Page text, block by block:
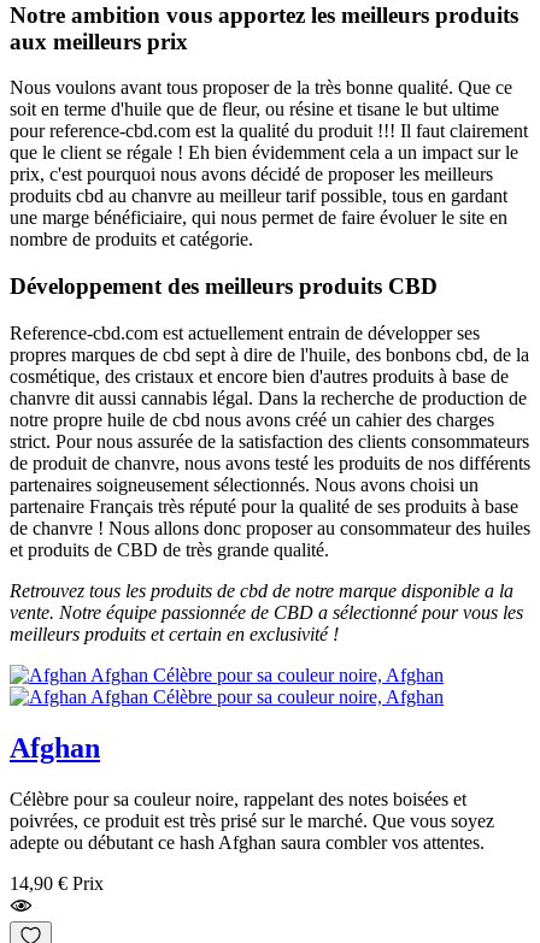
Notre ambition vous apportez les meilleurs produits
aux meilleurs prix
Nous voulons avant tous proposer de la très bonne qualité. Que ce
soit en terme d'huile que de fleur, ou résine et tisane le but ultime
pour reference-cbd.com est la qualité du produit !!! Il faut clairement
que le client se régale ! Eh bien évidemment cela a un impact sur le
prix, c'est pourquoi nous avons décidé de proposer les meilleurs
produits cbd au chanvre au meilleur tarif possible, tous en gardant
une marge bénéficiaire, qui nous permet de faire évoluer le site en
nombre de produits et catégorie.
Développement des meilleurs produits CBD
Reference-cbd.com est actuellement entrain de développer ses
propres marques de cbd sept à dire de l'huile, des bonbons cbd, de la
cosmétique, des cristaux et encore bien d'autres produits à base de
chanvre dit aussi cannabis légal. Dans la recherche de production de
notre propre huile de cbd nous avons créé un cahier des charges
strict. Pour nous assurée de la satisfaction des clients consommateurs
de produit de chanvre, nous avons testé les produits de nos différents
partenaires soigneusement sélectionnés. Nous avons choisi un
partenaire Français très réputé pour la qualité de ses produits à base
de chanvre ! Nous allons donc proposer au consommateur des huiles
et produits de CBD de très grande qualité.
Retrouvez tous les produits de cbd de notre marque disponible a la
vente. Notre équipe passionnée de CBD a sélectionné pour vous les
meilleurs produits et certain en exclusivité !
Afghan
Célèbre pour sa couleur noire, rappelant des notes boisées et
poivrées, ce produit est très prisé sur le marché. Que vous soyez
adepte ou débutant ce hash Afghan saura combler vos attentes.
14,90 € Prix